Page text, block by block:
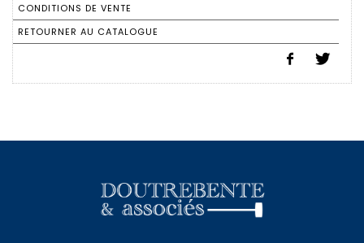
CONDITIONS DE VENTE
RETOURNER AU CATALOGUE